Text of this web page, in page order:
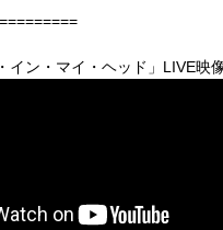
イン・マイ・ヘッド」 LIVE映